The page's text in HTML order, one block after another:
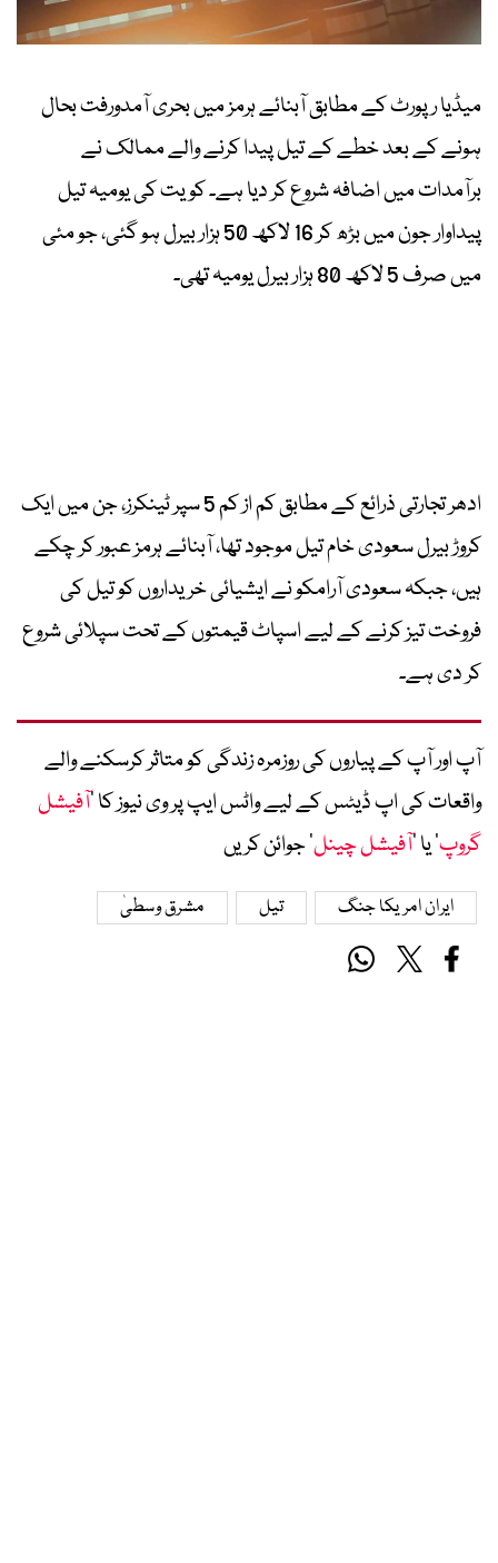
میڈیا رپورٹ کے مطابق آبنائے ہرمز میں بحری آمدورفت بحال
ہونے کے بعد خطے کے تیل پیدا کرنے والے ممالک نے
برآمدات میں اضافہ شروع کر دیا ہے۔ کویت کی یومیہ تیل
پیداوار جون میں بڑھ کر 16 لاکھ 50 ہزار بیرل ہو گئی، جو مئی
میں صرف 5 لاکھ 80 ہزار بیرل یومیہ تھی۔
ادھر تجارتی ذرائع کے مطابق کم از کم 5 سپر ٹینکرز، جن میں ایک
کروڑ بیرل سعودی خام تیل موجود تھا، آبنائے ہرمز عبور کر چکے
ہیں، جبکہ سعودی آرامکو نے ایشیائی خریداروں کو تیل کی
فروخت تیز کرنے کے لیے اسپاٹ قیمتوں کے تحت سپلائی شروع
کر دی ہے۔
آپ اور آپ کے پیاروں کی روزمرہ زندگی کو متاثر کرسکنے والے
واقعات کی اپ ڈیٹس کے لیے واٹس ایپ پر وی نیوز کا ’آفیشل
گروپ‘ یا ’آفیشل چینل‘ جوائن کریں
ایران امریکا جنگ تیل مشرق وسطیٰ